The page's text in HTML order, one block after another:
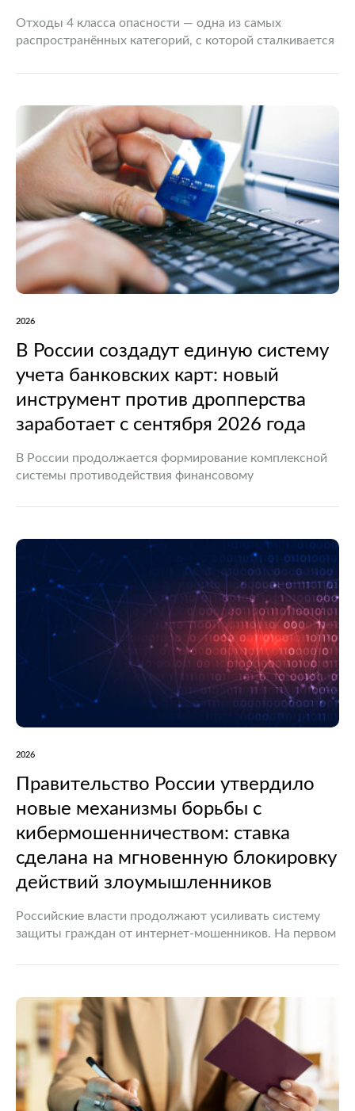
Отходы 4 класса опасности — одна из самых
распространённых категорий, с которой сталкивается
мастерской до крупного завода. Это малоопасные
2026
В России создадут единую систему
учета банковских карт: новый
инструмент против дропперства
заработает с сентября 2026 года
В России продолжается формирование комплексной
системы противодействия финансовому
единой государственной системы учета платежных
называемых дропперов — граждан, чьи банковские…
2026
Правительство России утвердило
новые механизмы борьбы с
кибермошенничеством: ставка
сделана на мгновенную блокировку
действий злоумышленников
Российские власти продолжают усиливать систему
защиты граждан от интернет-мошенников. На первом
противодействию киберпреступности были
наиболее распространенные схемы цифрового
мошенничества.…